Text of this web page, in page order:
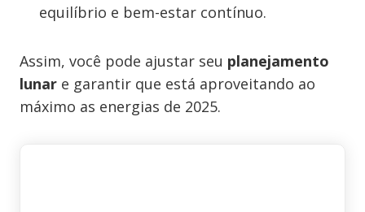
equilíbrio e bem-estar contínuo.
Assim, você pode ajustar seu planejamento
lunar e garantir que está aproveitando ao
máximo as energias de 2025.